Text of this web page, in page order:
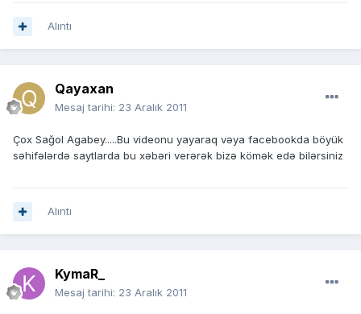
Alıntı
Qayaxan
Mesaj tarihi: 23 Aralık 2011
Çox Sağol Agabey.....Bu videonu yayaraq vəya facebookda böyük
səhifələrdə saytlarda bu xəbəri verərək bizə kömək edə bilərsiniz
Alıntı
KymaR_
Mesaj tarihi: 23 Aralık 2011